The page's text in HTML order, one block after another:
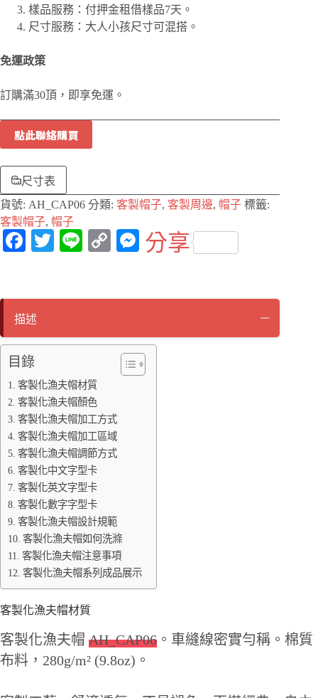
樣品服務：付押金租借樣品7天。
尺寸服務：大人小孩尺寸可混搭。
免運政策
訂購滿30頂，即享免運。
點此聯絡購買
尺寸表
貨號: AH_CAP06 分類: 客製帽子, 客製周邊, 帽子 標籤:
客製帽子, 帽子
Fa
ok
T
Li
C
nk
M
er
分享
描述
目錄
客製化漁夫帽材質
客製化漁夫帽顏色
客製化漁夫帽加工方式
客製化漁夫帽加工區域
客製化漁夫帽調節方式
客製化中文字型卡
客製化英文字型卡
客製化數字字型卡
客製化漁夫帽設計規範
客製化漁夫帽如何洗滌
客製化漁夫帽注意事項
客製化漁夫帽系列成品展示
客製化漁夫帽材質
客製化漁夫帽 AH_CAP06 。車縫線密實勻稱。棉質
布料，280g/m² (9.8oz)。